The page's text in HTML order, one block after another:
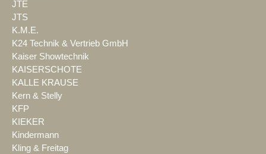
JTE
JTS
K.M.E.
K24 Technik & Vertrieb GmbH
Kaiser Showtechnik
KAISERSCHOTE
KALLE KRAUSE
Kern & Stelly
KFP
KIEKER
Kindermann
Kling & Freitag